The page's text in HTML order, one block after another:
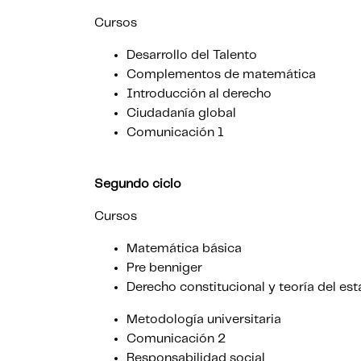
Cursos
Desarrollo del Talento
Complementos de matemática
Introducción al derecho
Ciudadanía global
Comunicación 1
Segundo ciclo
Cursos
Matemática básica
Pre benniger
Derecho constitucional y teoría del
Metodología universitaria
Comunicación 2
Responsabilidad social